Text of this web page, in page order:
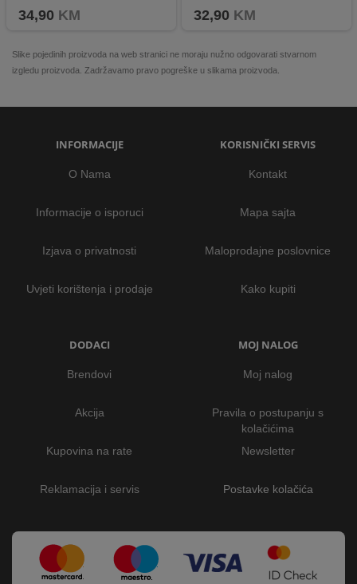
34,90 KM 32,90 KM
Slike pojedinih proizvoda na web stranici ne moraju nužno odgovarati stvarnom
izgledu proizvoda. Zadržavamo pravo pogreške u slikama proizvoda.
INFORMACIJE
O Nama
Informacije o isporuci
Izjava o privatnosti
Uvjeti korištenja i prodaje
KORISNIČKI SERVIS
Kontakt
Mapa sajta
Maloprodajne poslovnice
Kako kupiti
DODACI
Brendovi
Akcija
Kupovina na rate
Reklamacija i servis
MOJ NALOG
Moj nalog
Pravila o postupanju s
kolačićima
Newsletter
Postavke kolačića